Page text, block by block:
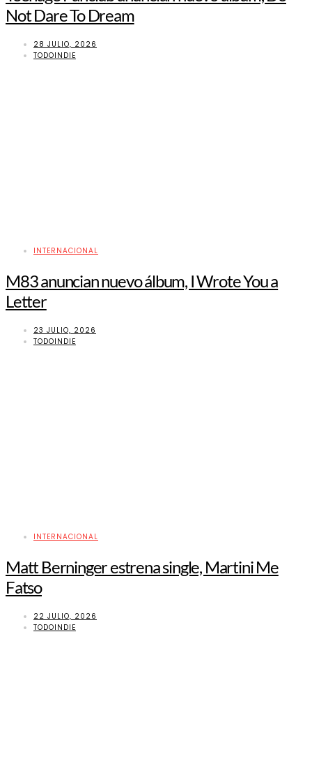
Not Dare To Dream
28 JULIO, 2026
TODOINDIE
INTERNACIONAL
M83 anuncian nuevo álbum, I Wrote You a
Letter
23 JULIO, 2026
TODOINDIE
INTERNACIONAL
Matt Berninger estrena single, Martini Me
Fatso
22 JULIO, 2026
TODOINDIE